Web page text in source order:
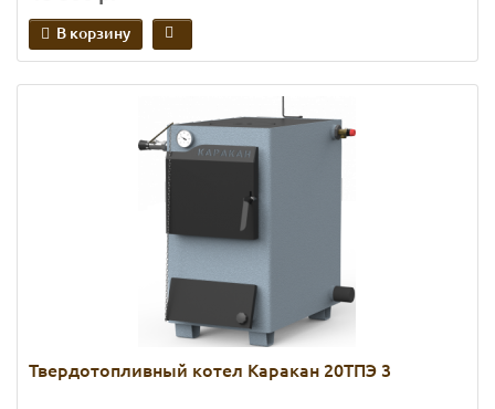
В корзину
Твердотопливный котел Каракан 20ТПЭ 3